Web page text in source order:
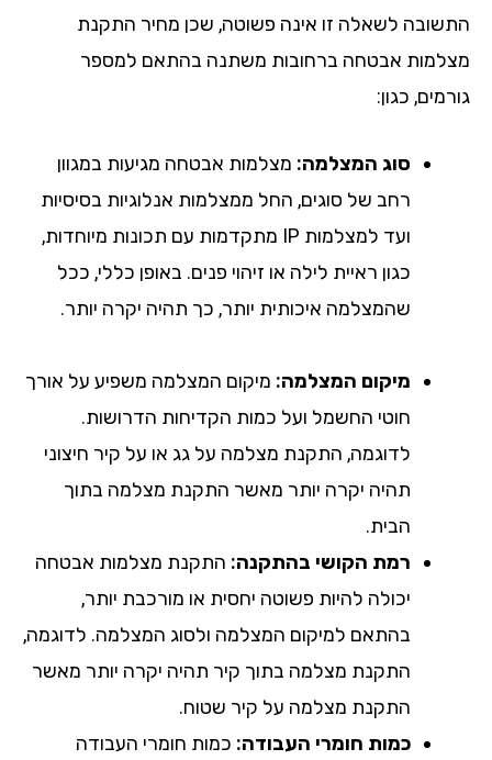
לשאלה זו אינה פשוטה, שכן מחיר התקנת
אבטחה ברחובות משתנה בהתאם למספר
כגון:
סוג המצלמה:מצלמות אבטחה מגיעות במגוון
רחב של סוגים, החל ממצלמות אנלוגיות בסיסיות
ועד למצלמות IP מתקדמות עם תכונות מיוחדות,
כגון ראיית לילה או זיהוי פנים. באופן כללי, ככל
שהמצלמה איכותית יותר, כך תהיה יקרה יותר.
מיקום המצלמה:מיקום המצלמה משפיע על אורך
חוטי החשמל ועל כמות הקדיחות הדרושות.
לדוגמה, התקנת מצלמה על גג או על קיר חיצוני
תהיה יקרה יותר מאשר התקנת מצלמה בתוך
הבית.
רמת הקושי בהתקנה:התקנת מצלמות אבטחה
יכולה להיות פשוטה יחסית או מורכבת יותר,
בהתאם למיקום המצלמה ולסוג המצלמה. לדוגמה,
התקנת מצלמה בתוך קיר תהיה יקרה יותר מאשר
התקנת מצלמה על קיר שטוח.
כמות חומרי העבודה:כמות חומרי העבודה